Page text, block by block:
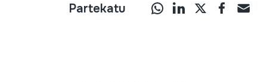
Partekatu